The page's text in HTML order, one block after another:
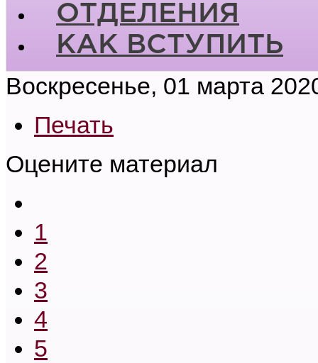
ОТДЕЛЕНИЯ
КАК ВСТУПИТЬ
Воскресенье, 01 марта
Печать
Оцените материал
1
2
3
4
5